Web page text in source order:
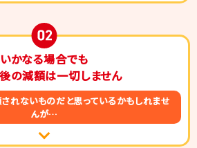
いかなる場合でも
の減額は一切しません
れないものだと思っているかもしれませ
んが…